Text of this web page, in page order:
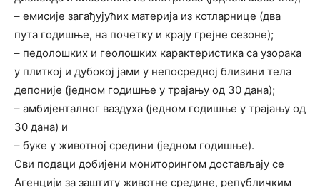
– емисије загађујућих материја из котларнице (два
пута годишње, на почетку и крају грејне сезоне);
– педолошких и геолошких карактеристика са узорака
у плиткој и дубокој јами у непосредној близини тела
депоније (једном годишње у трајању од 30 дана);
– амбијенталног ваздуха (једном годишње у трајању од
30 дана) и
– буке у животној средини (једном годишње).
Сви подаци добијени мониторингом достављају се
Агенцији за заштиту животне средине, републичким